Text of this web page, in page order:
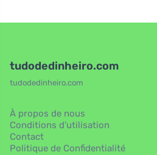
tudodedinheiro.com
tudodedinheiro.com
À propos de nous
Conditions d’utilisation
Contact
Politique de Confidentialité